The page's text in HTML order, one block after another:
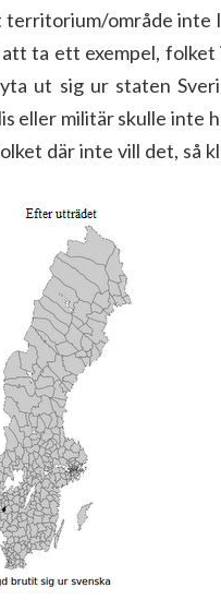
område inte
ta ett exempel, folket
ut sig ur staten
eller militär skulle inte
där inte vill det, så